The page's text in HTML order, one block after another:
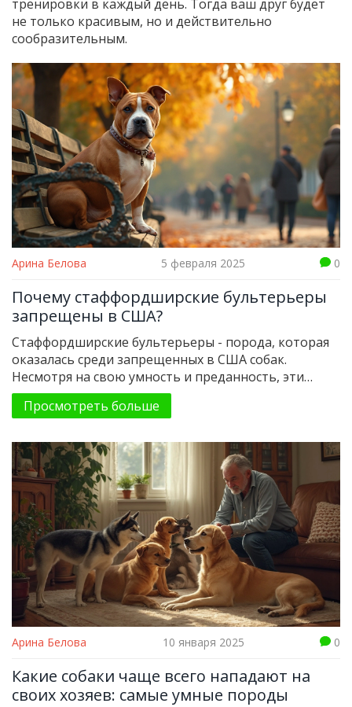
тренировки в каждый день. Тогда ваш друг будет
не только красивым, но и действительно
сообразительным.
Арина Белова 5 февраля 2025 0
Почему стаффордширские бультерьеры
запрещены в США?
Стаффордширские бультерьеры - порода, которая
оказалась среди запрещенных в США собак.
Несмотря на свою умность и преданность, эти
собаки сталкиваются с предвзятыми
представлениями. В статье рассматриваются
реальные факты о её характеристиках. Понимание
таких нюансов поможет изменить взгляд общества
на этих удивительных и умных животных.
Просмотреть больше
Арина Белова 10 января 2025 0
Какие собаки чаще всего нападают на
своих хозяев: самые умные породы